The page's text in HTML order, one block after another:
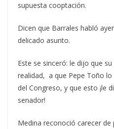
supuesta cooptación.
Dicen que Barrales habló
delicado asunto.
Este se sinceró: le dijo que
realidad, a que Pepe Toño
del Congreso, y que esto ¡le
senador!
Medina reconoció carecer